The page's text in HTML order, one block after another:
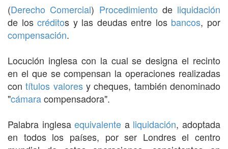
(Derecho Comercial) Procedimiento de liquidación
de loscréditos y las deudas entre los bancos, por
compensación.
Locución inglesa con la cual se designa el recinto
en el que se compensan la operaciones realizadas
contítulos valoresy cheques, también denominado
"cámaracompensadora".
Palabra inglesaequivalente a liquidación, adoptada
en todos los países, por ser Londres el centro